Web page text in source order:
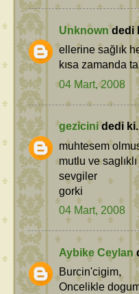
Unknowndedi
ellerine sağlık
kısa zamanda
04 Mart, 2008
gezicinidedi
muhtesem
mutlu ve
sevgiler
gorki
04 Mart, 2008
Aybike Ceylan
Burcin'cigim,
Oncelikle